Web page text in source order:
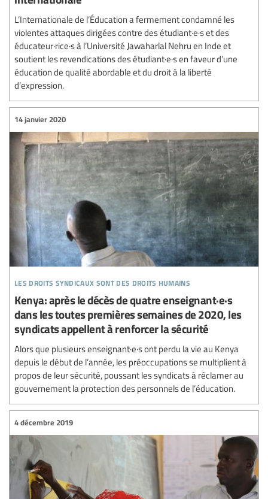
L’Internationale de l’Éducation a fermement condamné les
violentes attaques dirigées contre des étudiant·e·s et des
éducateur·rice·s à l’Université Jawaharlal Nehru en Inde et
soutient les revendications des étudiant·e·s en faveur d’une
éducation de qualité abordable et du droit à la liberté
d’expression.
les droits syndicaux sont des droits humains
14 janvier 2020
Kenya: après le décès de quatre enseignant·e·s
dans les toutes premières semaines de 2020, les
syndicats appellent à renforcer la sécurité
Alors que plusieurs enseignant·e·s ont perdu la vie au Kenya
depuis le début de l’année, les préoccupations se multiplient à
propos de leur sécurité, poussant les syndicats à réclamer au
gouvernement la protection des personnels de l’éducation.
4 décembre 2019